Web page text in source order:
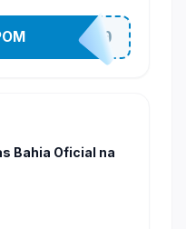
CASATEL30
Bahia Oficial na